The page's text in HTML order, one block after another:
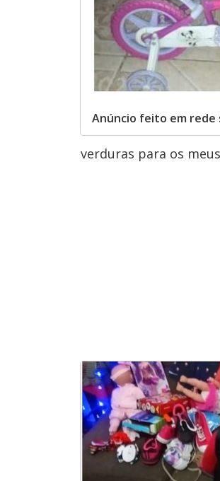
Anúncio feito em rede
verduras para os